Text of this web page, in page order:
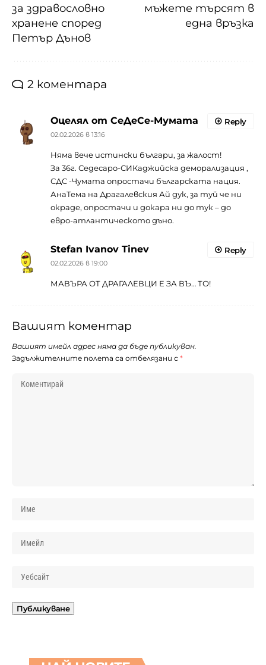
за здравословно
хранене според
Петър Дънов
мъжете търсят в
една връзка
2 коментара
Оцелял от СеДеСе-Мумата
02.02.2026 в 13:16
Няма вече истински българи, за жалост!
За 36г. Седесаро-СИКаджийска деморализация ,
СДС -Чумата опростачи българската нация.
АнаТема на Драгалевския Ай дук, за туй че ни
окраде, опростачи и докара ни до тук – до
евро-атлантическото дъно.
Reply
Stefan Ivanov Tinev
02.02.2026 в 19:00
МАВЪРА ОТ ДРАГАЛЕВЦИ Е ЗА ВЪ… ТО!
Reply
Вашият коментар
Вашият имейл адрес няма да бъде публикуван.
Задължителните полета са отбелязани с *